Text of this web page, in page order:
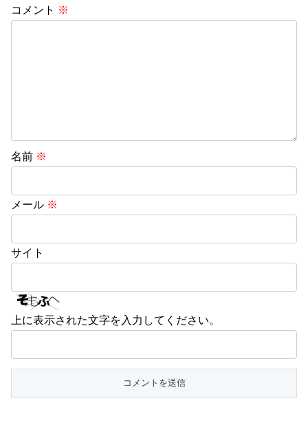
コメント ※
名前 ※
メール ※
サイト
上に表示された文字を入力してください。